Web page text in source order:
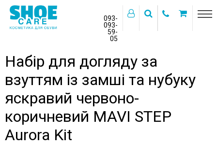
093-
093-
59-
05
Набір для догляду за
взуттям із замші та нубуку
яскравий червоно-
коричневий MAVI STEP
Aurora Kit